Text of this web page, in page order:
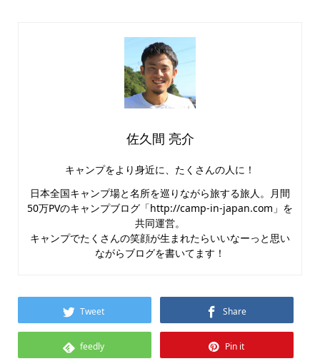
佐久間 亮介
キャンプをより身近に、たくさんの人に！
日本全国キャンプ場と名所を巡りながら旅する旅人。月間
50万PVのキャンプブログ「http://camp-in-japan.com」を
共同運営。
キャンプでたくさんの笑顔が生まれたらいいなーっと思い
ながらブログを書いてます！
Tweet Share
feedly Pin it